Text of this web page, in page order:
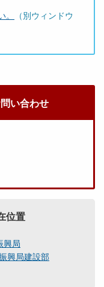
（別ウィンドウ
い合わせ
位置
興局
興局建設部